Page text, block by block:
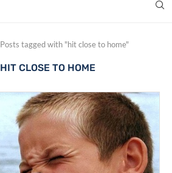
Posts tagged with "hit close to home"
HIT CLOSE TO HOME